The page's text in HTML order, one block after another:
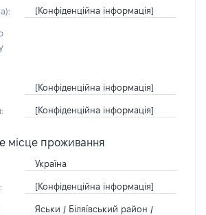
[Конфіденційна інформація]
[Конфіденційна інформація]
[Конфіденційна інформація]
місце проживання
Україна
[Конфіденційна інформація]
Яськи / Біляївський район /